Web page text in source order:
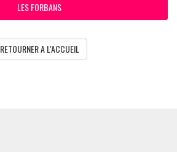
LES FORBANS
RETOURNER A L'ACCUEIL